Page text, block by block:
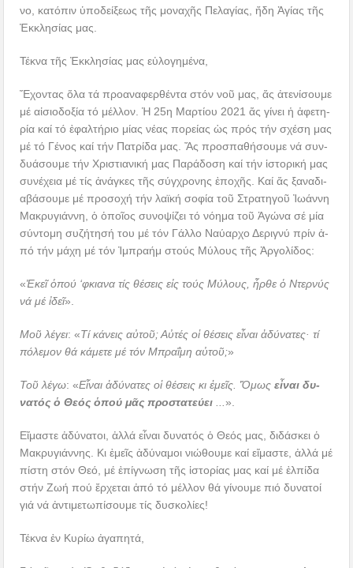
νο, κα­τό­πιν ὑ­πο­δεί­ξε­ως τῆς μο­να­χῆς Πε­λα­γί­ας, ἤδη Ἁγίας τῆς
Ἐκκλησίας μας.
Τέκνα τῆς Ἐκκλησίας μας εὐλογημένα,
Ἔχοντας ὅλα τά προαναφερθέντα στόν νοῦ μας, ἄς ἀ­τε­νί­σου­με
μέ αἰ­σι­ο­δο­ξί­α τό μέλ­λον. Ἡ 25η Μαρ­τί­ου 2021 ἄς γί­νει ἡ ἀ­φε­τη­
ρί­α καί τό ἐ­φαλ­τή­ριο μί­ας νέ­ας πο­ρεί­ας ὡς πρός τήν σχέση μας
μέ τό Γένος καί τήν Πα­τρί­δα μας. Ἄς προ­σπα­θή­σου­με νά συν­
δυ­ά­σου­με τήν Χρι­στι­α­νι­κή μας Πα­ρά­δο­ση καί τήν ἱ­στο­ρι­κή μας
συ­νέ­χεια μέ τίς ἀ­νάγ­κες τῆς σύγ­χρο­νης ἐ­πο­χῆς. Καί ἄς ξα­να­δι­
α­βά­σου­με μέ προ­σο­χή τήν λα­ϊ­κή σο­φί­α τοῦ Στρα­τη­γοῦ Ἰ­ω­άν­νη
Μα­κρυ­γιά­ννη, ὁ ὁποῖ­ος συ­νο­ψί­ζει τό νό­η­μα τοῦ Ἀ­γώ­να σέ μί­α
σύν­το­μη συ­ζή­τη­σή του μέ τόν Γάλ­λο Ναύ­αρ­χο Δε­ρι­γνύ πρίν ἀ­
πό τήν μά­χη μέ τόν Ἰμ­πρα­ήμ στούς Μύ­λους τῆς Ἀρ­γο­λί­δος:
«Ἐ­κεῖ ὁπού ‘φκια­να τίς θέ­σεις εἰς τούς Μύ­λους, ἦρ­θε ὁ Ντερ­νύς
νά μέ ἰ­δεῖ».
Μοῦ λέ­γει: «Τί κά­νεις αὐ­τοῦ; Αὐ­τές οἱ θέ­σεις εἶ­ναι ἀ­δύ­να­τες· τί
πό­λε­μον θά κά­με­τε μέ τόν Μπρα­ΐ­μη αὐ­τοῦ;»
Τοῦ λέ­γω: «Εἶ­ναι ἀ­δύ­να­τες οἱ θέ­σεις κι ἐ­μεῖς. Ὅ­μωςεἶ­ναι δυ­
να­τός ὁ Θε­ός ὁπού μᾶς προ­στα­τεύ­ει
­»­.
Εἴ­μα­στε ἀ­δύ­να­τοι, ἀλ­λά εἶ­ναι δυ­να­τός ὁ Θε­ός μας, δι­δά­σκει ὁ
Μα­κρυ­γιά­ννης. Κι ἐμεῖς ἀδύναμοι νιώθουμε καί εἴμαστε, ἀλλά μέ
πί­στη στόν Θε­ό, μέ ἐ­πί­γνω­ση τῆς ἱ­στο­ρί­ας μας καί μέ ἐλπίδα
στήν Ζωή πού ἔρχεται ἀπό τό μέλλον θά γί­νου­με πιό δυ­να­τοί
γιά νά ἀν­τι­με­τω­πί­σου­με τίς δυ­σκο­λί­ες!
Τέ­κνα ἐν Κυ­ρί­ω ἀ­γα­πη­τά,